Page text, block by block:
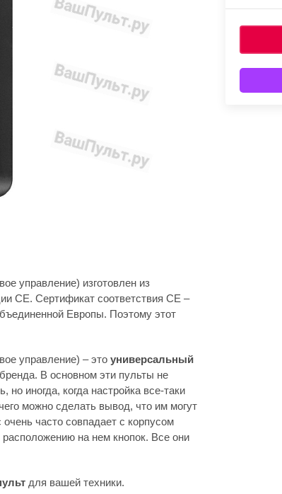
управление) изготовлен из
CE. Сертификат соответствия СЕ –
Европы. Поэтому этот
управление) – это универсальный
В основном эти пульты не
но иногда, когда настройка все-таки
можно сделать вывод, что им могут
часто совпадает с корпусом
расположению на нем кнопок. Все они
для вашей техники.